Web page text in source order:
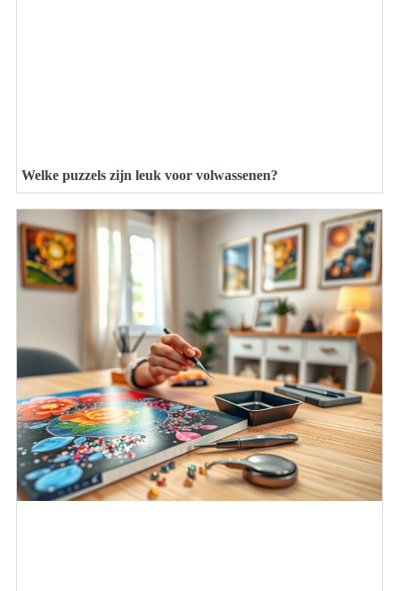
Welke puzzels zijn leuk voor volwassenen?